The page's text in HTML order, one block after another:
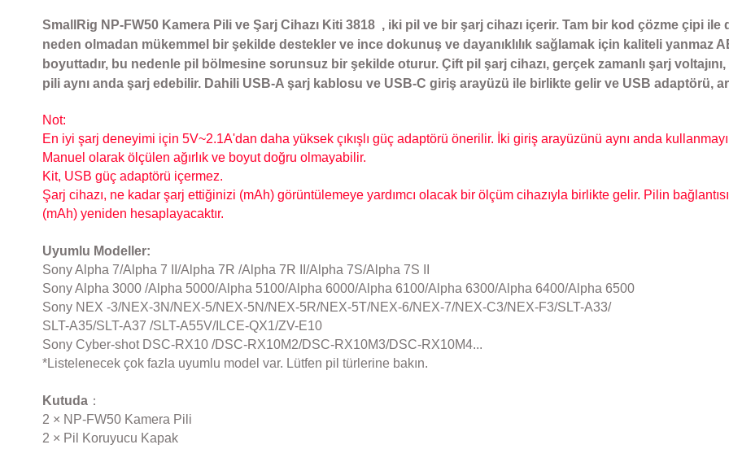
SmallRig NP-FW50 Kamera Pili ve Şarj Cihazı Kiti 3818 , iki pil ve bir şarj cihazı içerir. Tam bir kod çözme çipi ile
neden olmadan mükemmel bir şekilde destekler ve ince dokunuş ve dayanıklılık sağlamak için kaliteli yanmaz
boyuttadır, bu nedenle pil bölmesine sorunsuz bir şekilde oturur. Çift pil şarj cihazı, gerçek zamanlı şarj
pili aynı anda şarj edebilir. Dahili USB-A şarj kablosu ve USB-C giriş arayüzü ile birlikte gelir ve USB adaptörü,
Not:
En iyi şarj deneyimi için 5V~2.1A'dan daha yüksek çıkışlı güç adaptörü önerilir. İki giriş arayüzünü aynı anda
Manuel olarak ölçülen ağırlık ve boyut doğru olmayabilir.
Kit, USB güç adaptörü içermez.
Şarj cihazı, ne kadar şarj ettiğinizi (mAh) görüntülemeye yardımcı olacak bir ölçüm cihazıyla birlikte gelir. Pilin
(mAh) yeniden hesaplayacaktır.
Uyumlu Modeller:
Sony Alpha 7/Alpha 7 II/Alpha 7R /Alpha 7R II/Alpha 7S/Alpha 7S II
Sony Alpha 3000 /Alpha 5000/Alpha 5100/Alpha 6000/Alpha 6100/Alpha 6300/Alpha 6400/Alpha 6500
Sony NEX -3/NEX-3N/NEX-5/NEX-5N/NEX-5R/NEX-5T/NEX-6/NEX-7/NEX-C3/NEX-F3/SLT-A33/
SLT-A35/SLT-A37 /SLT-A55V/ILCE-QX1/ZV-E10
Sony Cyber-shot DSC-RX10 /DSC-RX10M2/DSC-RX10M3/DSC-RX10M4...
*Listelenecek çok fazla uyumlu model var. Lütfen pil türlerine bakın.
Kutuda ：
2 × NP-FW50 Kamera Pili
2 × Pil Koruyucu Kapak